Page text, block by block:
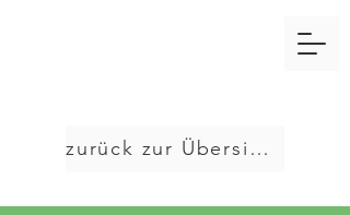
zurück zur Übersicht